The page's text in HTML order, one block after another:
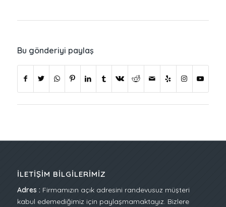
Bu gönderiyi paylaş
İLETIŞIM BILGILERIMIZ
Adres : Firmamızın açık adresini randevusuz müşteri
kabul edemediğimiz için paylaşmamaktayız. Bizlere